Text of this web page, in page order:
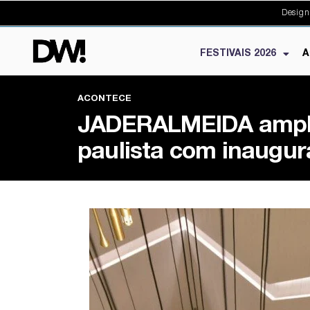
FESTIVAIS 2026
ACONTECE
JADERALMEIDA
paulista com